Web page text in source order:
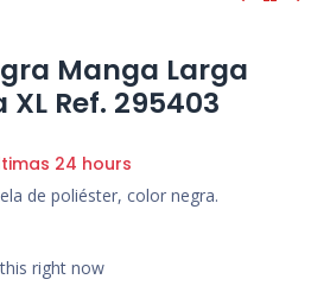
Manga Larga
Ref. 295403
24 hours
de poliéster, color negra.
right now